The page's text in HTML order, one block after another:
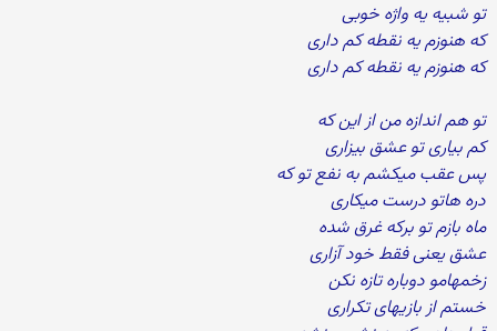
تو شبیه یه واژه خوبی
که هنوزم یه نقطه کم داری
که هنوزم یه نقطه کم داری
تو هم اندازه من از این که
کم بیاری تو عشق بیزاری
پس عقب میکشم به نفع تو که
دره هاتو درست میکاری
ماه بازم تو برکه غرق شده
عشق یعنی فقط خود آزاری
زخمهامو دوباره تازه نکن
خستم از بازیهای تکراری